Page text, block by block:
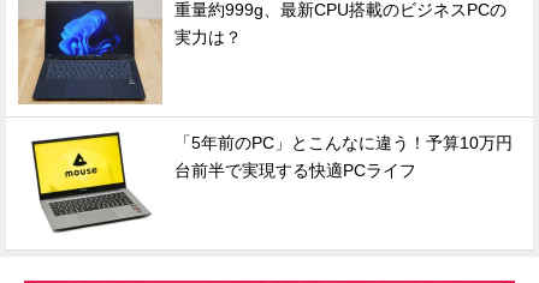
重量約999g、最新CPU搭載のビジネスPCの
実力は？
「5年前のPC」とこんなに違う！予算10万円
台前半で実現する快適PCライフ